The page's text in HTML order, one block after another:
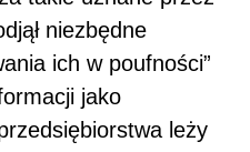
niezbędne
ich w poufności”
jako
leży